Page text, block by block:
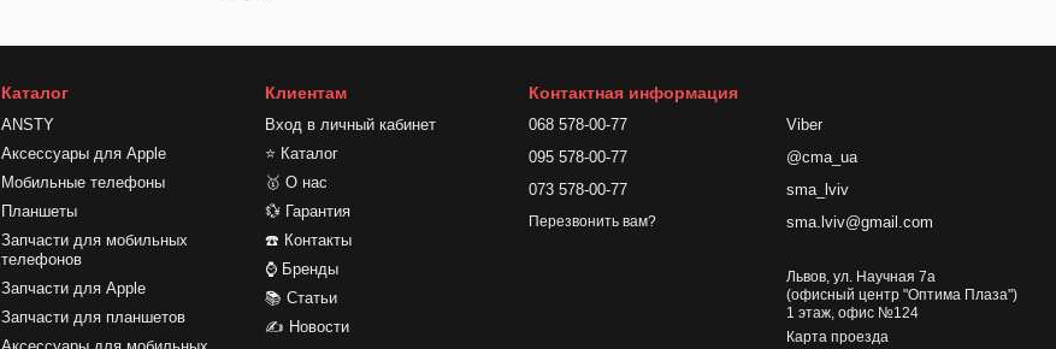
Каталог
ANSTY
Аксессуары для Apple
Мобильные телефоны
Планшеты
Запчасти для мобильных
телефонов
Запчасти для Apple
Запчасти для планшетов
Клиентам
Вход в личный кабинет
⭐ Каталог
🥇 О нас
💱 Гарантия
☎️ Контакты
⌚ Бренды
📚 Статьи
✍ Новости
Контактная информация
068 578-00-77
095 578-00-77
073 578-00-77
Перезвонить вам?
Viber
@cma_ua
sma_lviv
sma.lviv@gmail.com
Львов, ул. Научная 7а
(офисный центр "Оптима Плаза")
1 этаж, офис №124
Карта проезда